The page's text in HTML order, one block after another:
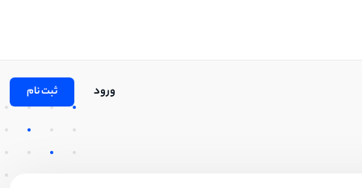
ورود ثبت نام